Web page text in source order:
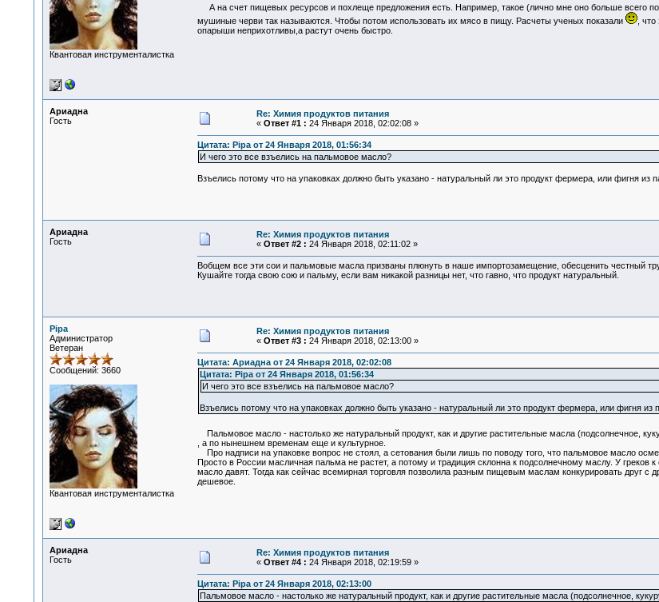
Квантовая инструменталистка
А на счет пищевых ресурсов и похлеще предложения есть. Например, такое (лично мне оно больше всего
мушиные черви так называются. Чтобы потом использовать их мясо в пищу. Расчеты ученых показали
, что
опарыши неприхотливы,а растут очень быстро.
Ариадна
Гость
Re: Химия продуктов питания
« Ответ #1 : 24 Января 2018, 02:02:08 »
Цитата: Pipa от 24 Января 2018, 01:56:34
И чего это все взъелись на пальмовое масло?
Взъелись потому что на упаковках должно быть указано - натуральный ли это продукт фермера, или фигня из
Ариадна
Гость
Re: Химия продуктов питания
« Ответ #2 : 24 Января 2018, 02:11:02 »
Вобщем все эти сои и пальмовые масла призваны плюнуть в наше импортозамещение, обесценить честный
Кушайте тогда свою сою и пальму, если вам никакой разницы нет, что гавно, что продукт натуральный.
Pipa
Администратор
Ветеран
Сообщений: 3660
Квантовая инструменталистка
Re: Химия продуктов питания
« Ответ #3 : 24 Января 2018, 02:13:00 »
Цитата: Ариадна от 24 Января 2018, 02:02:08
Цитата: Pipa от 24 Января 2018, 01:56:34
И чего это все взъелись на пальмовое масло?
Взъелись потому что на упаковках должно быть указано - натуральный ли это продукт фермера, или фигня
Пальмовое масло - настолько же натуральный продукт, как и другие растительные масла (подсолнечное,
, а по нынешнем временам еще и культурное.
Про надписи на упаковке вопрос не стоял, а сетования были лишь по поводу того, что пальмовое масло
Просто в России масличная пальма не растет, а потому и традиция склонна к подсолнечному маслу. У греков
масло давят. Тогда как сейчас всемирная торговля позволила разным пищевым маслам конкурировать друг
дешевое.
Ариадна
Гость
Re: Химия продуктов питания
« Ответ #4 : 24 Января 2018, 02:19:59 »
Цитата: Pipa от 24 Января 2018, 02:13:00
Пальмовое масло - настолько же натуральный продукт, как и другие растительные масла (подсолнечное,